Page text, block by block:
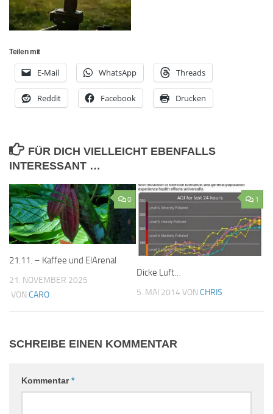
Teilen mit
E-Mail WhatsApp Threads
Reddit Facebook Drucken
FÜR DICH VIELLEICHT EBENFALLS
INTERESSANT …
0
21.11. – Kaffee und ElArenal
21. NOVEMBER 2025
VON CARO
1
Dicke Luft…
5. MAI 2014 VON CHRIS
SCHREIBE EINEN KOMMENTAR
Kommentar*